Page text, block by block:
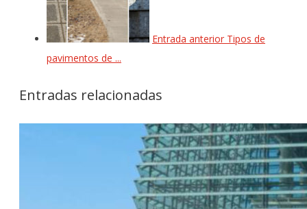
Entrada anterior Tipos de
pavimentos de ...
Entradas relacionadas